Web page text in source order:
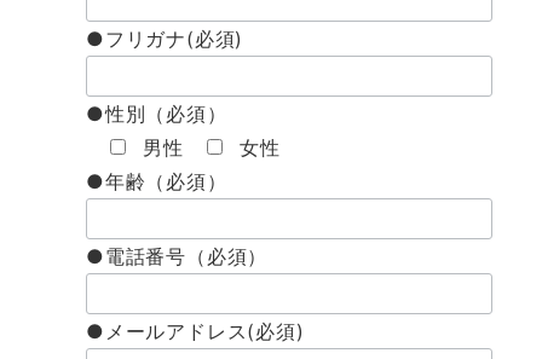
●フリガナ(必須)
●性別（必須）
男性
女性
●年齢（必須）
●電話番号（必須）
●メールアドレス(必須)